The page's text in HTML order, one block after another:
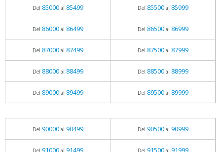
Del 85000al 85499 Del 85500al 85999
Del 86000al 86499 Del 86500al 86999
Del 87000al 87499 Del 87500al 87999
Del 88000al 88499 Del 88500al 88999
Del 89000al 89499 Del 89500al 89999
Del 90000al 90499 Del 90500al 90999
Del 91000al 91499 Del 91500al 91999